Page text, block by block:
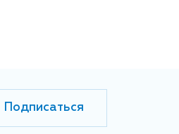
Подписаться